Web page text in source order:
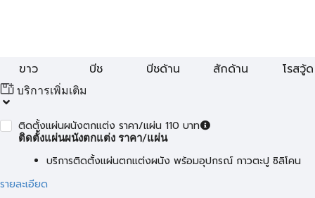
ขาว บีช บีชด้าน สักด้าน โรสวู้ด
บริการเพิ่มเติม
ติดตั้งแผ่นผนังตกแต่ง ราคา/แผ่น 110 บาท
ติดตั้งแผ่นผนังตกแต่ง ราคา/แผ่น
บริการติดตั้งแผ่นตกแต่งผนัง พร้อมอุปกรณ์ กาวตะปู ซิลิโคน
รายละเอียด